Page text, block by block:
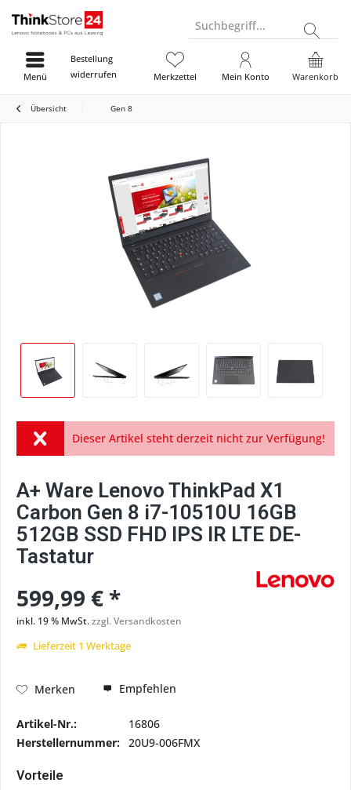
Suchbegriff...
Bestellung
widerrufen
Warenkorb
Merkzettel Mein Konto
Menü
Übersicht Gen 8
Dieser Artikel steht derzeit nicht zur Verfügung!
A+ Ware Lenovo ThinkPad X1
Carbon Gen 8 i7-10510U 16GB
512GB SSD FHD IPS IR LTE DE-
Tastatur
599,99 € *
inkl. 19 % MwSt.zzgl. Versandkosten
Lieferzeit 1 Werktage
Merken Empfehlen
Artikel-Nr.:
16806
Herstellernummer: 20U9-006FMX
Vorteile